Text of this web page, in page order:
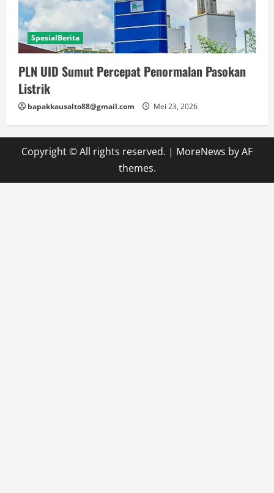
SpesialBerita
PLN UID Sumut Percepat Penormalan Pasokan
Listrik
bapakkausalto88@gmail.com Mei 23, 2026
Copyright © All rights reserved. | MoreNews by AF
themes.